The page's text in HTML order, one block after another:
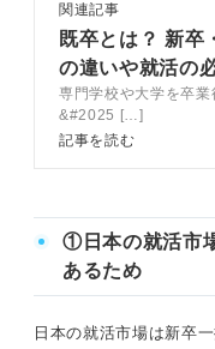
関連記事
既卒とは？ 新卒
の違いや就活の
底解説
専門学校や大学を卒業
&#2025 […]
記事を読む
①日本の就活市
あるため
日本の就活市場は新卒